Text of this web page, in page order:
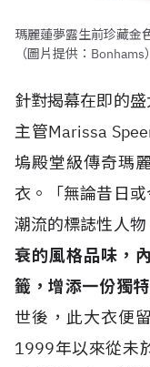
瑪麗蓮夢露生前珍藏金
（圖片提供：Bonhams）
針對揭幕在即的
主管Marissa
塢殿堂級傳奇瑪
衣。「無論昔日
潮流的標誌性人物
衰的風格品味，
籤，增添一份獨
世後，此大衣便
1999年以來從未